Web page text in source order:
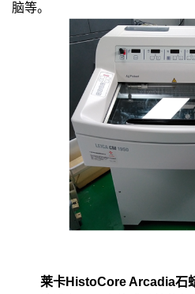
脑等。
莱卡HistoCore Arcadia石